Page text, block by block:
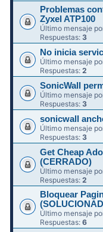
Problemas
Zyxel ATP100
Último mensaje
Respuestas: 3
No inicia
Último mensaje
Respuestas:2
SonicWall
Último mensaje
Respuestas: 3
sonicwall
Último mensaje
Respuestas:3
Get Cheap
(CERRADO)
Último mensaje
Respuestas:2
Bloquear
Último mensaje
Respuestas:6